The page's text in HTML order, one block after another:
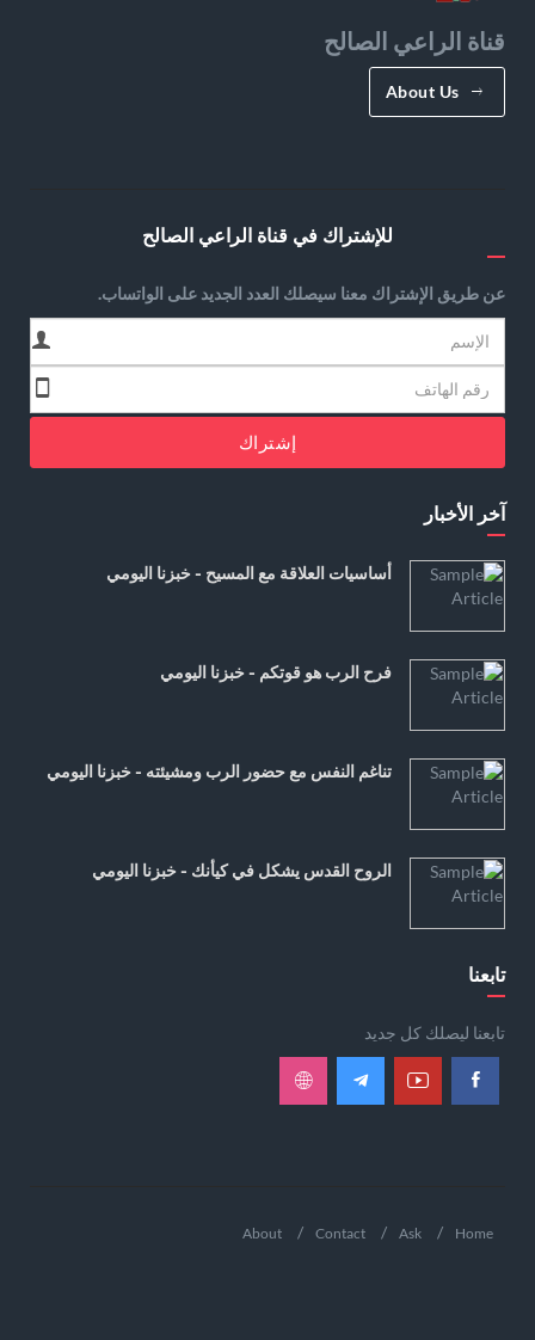
قناة الراعي الصالح
About Us
للإشتراك في قناة الراعي الصالح
عن طريق الإشتراك معنا سيصلك العدد الجديد على الواتساب.
إشتراك
آخر الأخبار
أساسيات العلاقة مع المسيح - خبزنا اليومي
فرح الرب هو قوتكم - خبزنا اليومي
تناغم النفس مع حضور الرب ومشيئته - خبزنا اليومي
الروح القدس يشكل في كيأنك - خبزنا اليومي
تابعنا
تابعنا ليصلك كل جديد
Home
Ask
Contact
About